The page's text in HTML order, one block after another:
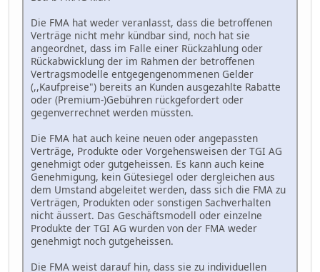
Die FMA hat weder veranlasst, dass die betroffenen
Verträge nicht mehr kündbar sind, noch hat sie
angeordnet, dass im Falle einer Rückzahlung oder
Rückabwicklung der im Rahmen der betroffenen
Vertragsmodelle entgegengenommenen Gelder
(,,Kaufpreise") bereits an Kunden ausgezahlte Rabatte
oder (Premium-)Gebühren rückgefordert oder
gegenverrechnet werden müssten.
Die FMA hat auch keine neuen oder angepassten
Verträge, Produkte oder Vorgehensweisen der TGI AG
genehmigt oder gutgeheissen. Es kann auch keine
Genehmigung, kein Gütesiegel oder dergleichen aus
dem Umstand abgeleitet werden, dass sich die FMA zu
Verträgen, Produkten oder sonstigen Sachverhalten
nicht äussert. Das Geschäftsmodell oder einzelne
Produkte der TGI AG wurden von der FMA weder
genehmigt noch gutgeheissen.
Die FMA weist darauf hin, dass sie zu individuellen